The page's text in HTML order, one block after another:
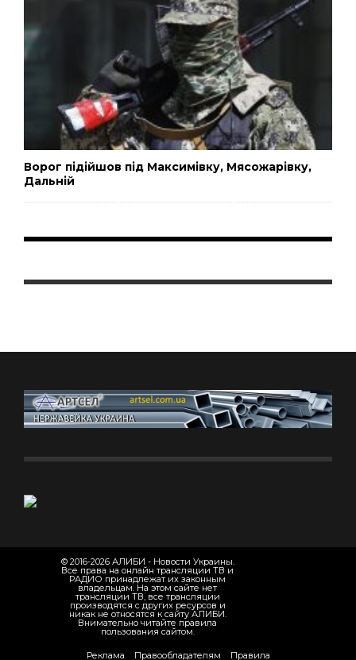
Ворог підійшов під Максимівку, Мясожарівку,
Дальній
© 2016-2026 АЛИБИ - Новости Украины.
Все права на онлайн трансляции ТВ и
РАДИО принадлежат их законным
владельцам. На этом сайте нет
трансляции ТВ, все трансляции
производятся с других ресурсов и
никак не относятся к сайту АЛИБИ.
Внимательно читайте правила
пользования сайтом.
Реклама Правообладателям Правила